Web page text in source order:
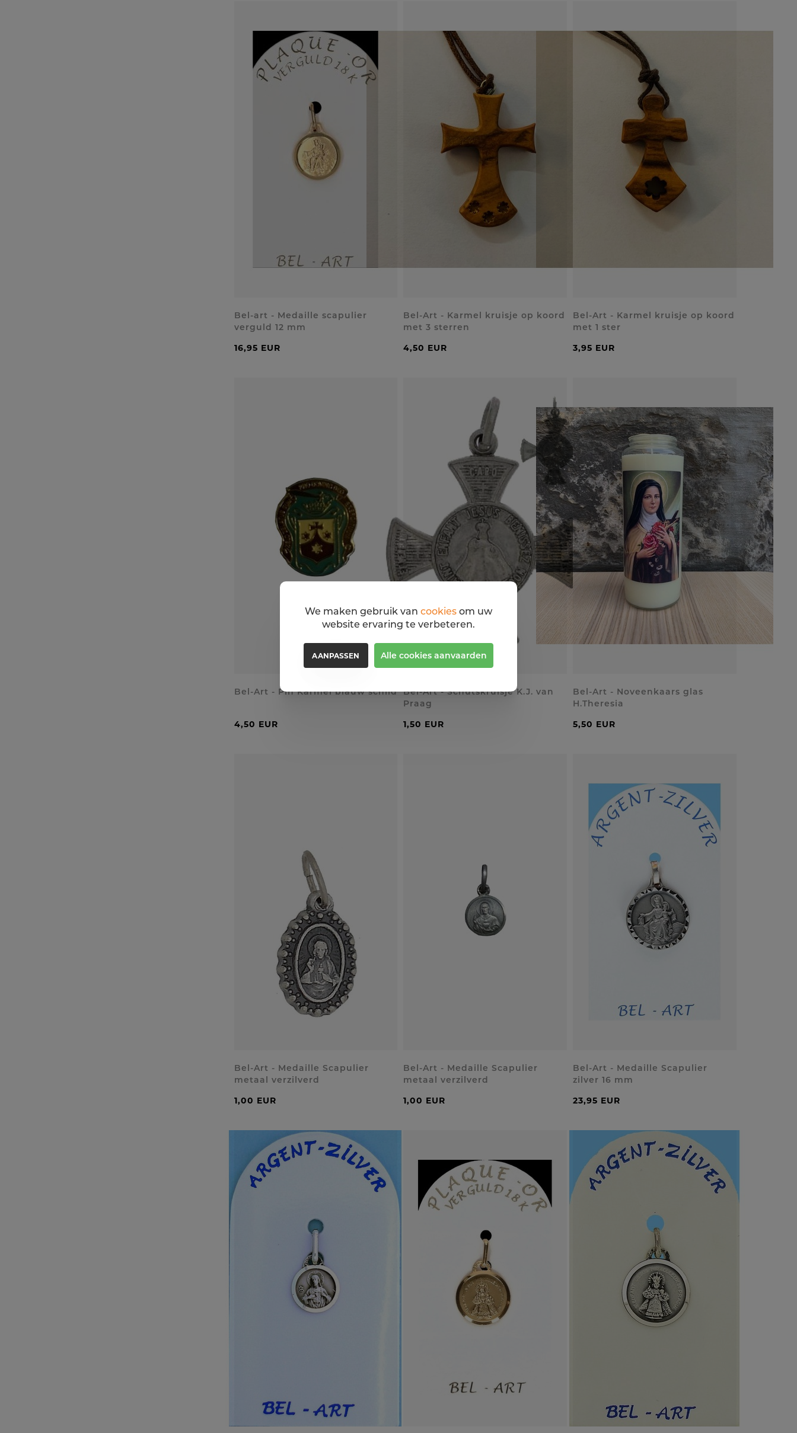
Bel-art - Medaille scapulier
verguld 12 mm
16,95 EUR
Bel-Art - Karmel kruisje op koord
met 3 sterren
4,50 EUR
Bel-Art - Karmel kruisje op koord
met 1 ster
3,95 EUR
Bel-Art - Pin Karmel blauw schild
4,50 EUR
Bel-Art - Schutskruisje K.J. van
Praag
1,50 EUR
Bel-Art - Noveenkaars glas
H.Theresia
5,50 EUR
Bel-Art - Medaille Scapulier
metaal verzilverd
1,00 EUR
Bel-Art - Medaille Scapulier
metaal verzilverd
1,00 EUR
Bel-Art - Medaille Scapulier
zilver 16 mm
23,95 EUR
We maken gebruik van cookies om uw
website ervaring te verbeteren.
AANPASSEN Alle cookies aanvaarden